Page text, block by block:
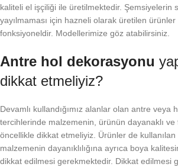
kaliteli el işçiliği ile üretilmektedir. Şemsiyelerin
yayılmaması için hazneli olarak üretilen ürünler
fonksiyoneldir. Modellerimize göz atabilirsiniz.
Antre hol dekorasyonu
dikkat etmeliyiz?
Devamlı kullandığımız alanlar olan antre veya
tercihlerinde malzemenin, ürünün dayanaklı ve
öncellikle dikkat etmeliyiz. Ürünler de kullanılan
malzemenin dayanıklılığına ayrıca boya
dikkat edilmesi gerekmektedir. Dikkat edilmesi